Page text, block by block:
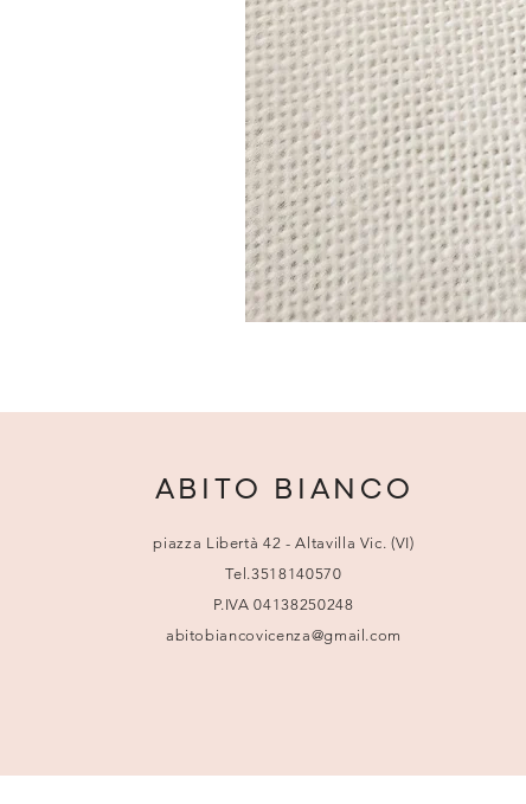
ABITO BIANCO
piazza Libertà 42 - Altavilla Vic. (VI)
Tel.3518140570
P.IVA 04138250248
abitobiancovicenza@gmail.com